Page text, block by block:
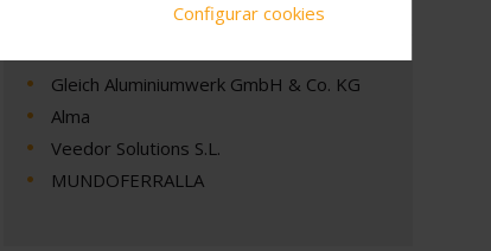
Gleich Aluminiumwerk GmbH & Co. KG
Alma
Veedor Solutions S.L.
MUNDOFERRALLA
Configurar cookies